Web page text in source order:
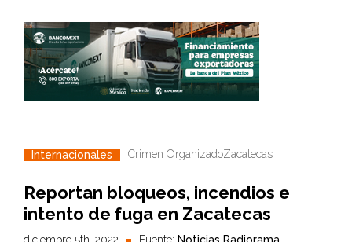
Internacionales Crimen OrganizadoZacatecas
Reportan bloqueos, incendios e
intento de fuga en Zacatecas